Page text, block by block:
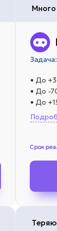
• До
• До -
• До
Срок